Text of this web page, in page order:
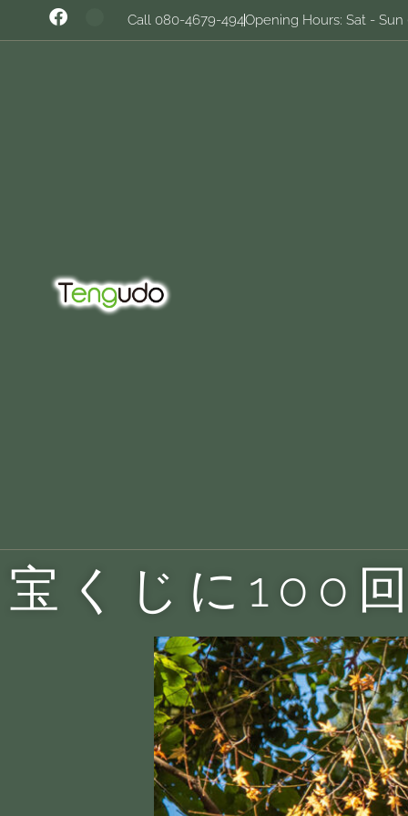
Call 080-4679-494Opening Hours: Sat - Sun
宝くじに100